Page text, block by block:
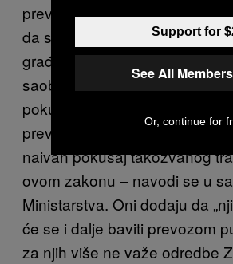
prevozom putnika na način
da sada istu delatnost vrši u
građana, za Ministarstvo
saobraćaja i infrastrukture
pokušaj kršenja i izigravanja
prevozu putnika u drumskom
naivan pokušaj takozvanog
ovom zakonu – navodi se u
Ministarstva. Oni dodaju da
će se i dalje baviti prevozom
za njih više ne važe odredbe
Support for
See All
Or, continue for